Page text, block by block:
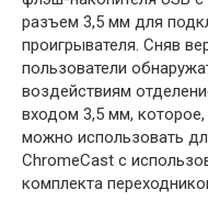
разъем 3,5 мм для
проигрывателя. Сняв
пользователи
воздействиям
входом 3,5 мм, которое,
можно использовать
ChromeCast с
комплекта